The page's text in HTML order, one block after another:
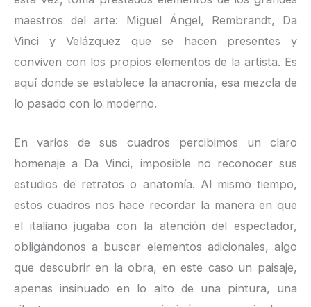
maestros del arte: Miguel Ángel, Rembrandt, Da
Vinci y Velázquez que se hacen presentes y
conviven con los propios elementos de la artista. Es
aquí donde se establece la anacronia, esa mezcla de
lo pasado con lo moderno.
En varios de sus cuadros percibimos un claro
homenaje a Da Vinci, imposible no reconocer sus
estudios de retratos o anatomía. Al mismo tiempo,
estos cuadros nos hace recordar la manera en que
el italiano jugaba con la atención del espectador,
obligándonos a buscar elementos adicionales, algo
que descubrir en la obra, en este caso un paisaje,
apenas insinuado en lo alto de una pintura, una